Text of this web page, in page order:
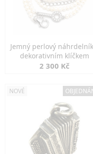
Jemný perlový
dekorativním klíčkem
2 300 Kč
NOVÉ